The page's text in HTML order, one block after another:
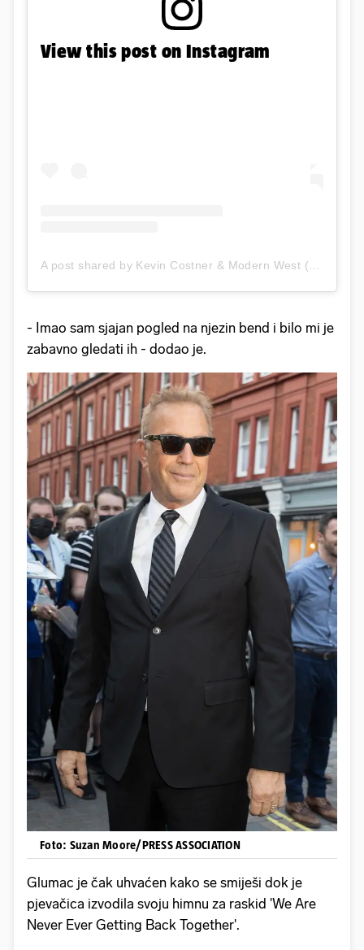
View this post on Instagram
- Imao sam sjajan pogled na njezin bend i bilo mi je
zabavno gledati ih - dodao je.
Foto: Suzan Moore/PRESS ASSOCIATION
Glumac je čak uhvaćen kako se smiješi dok je
pjevačica izvodila svoju himnu za raskid 'We Are
Never Ever Getting Back Together'.